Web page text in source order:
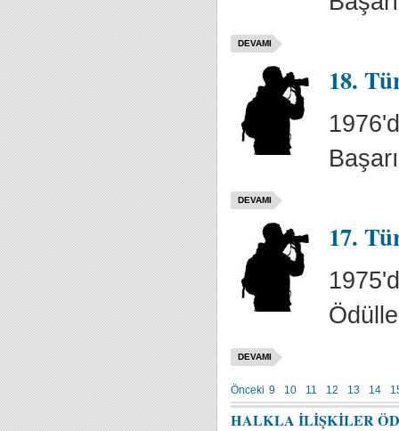
DEVAMI
18.
DEVAMI
17.
DEVAMI
Önceki 9 10 11 12 13 14
HALKLA İLİŞKİLER